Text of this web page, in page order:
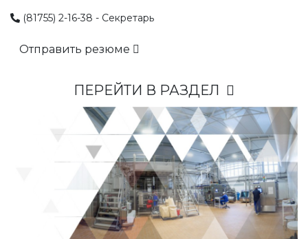
(81755) 2-16-38 - Секретарь
Отправить резюме
ПЕРЕЙТИ В РАЗДЕЛ